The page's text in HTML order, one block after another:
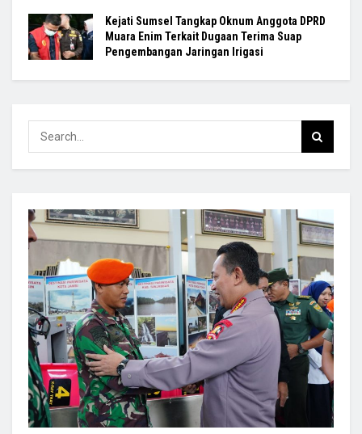
Kejati Sumsel Tangkap Oknum Anggota DPRD
Muara Enim Terkait Dugaan Terima Suap
Pengembangan Jaringan Irigasi